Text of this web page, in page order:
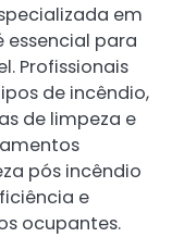
em
essencial para
Profissionais
de incêndio,
de limpeza e
pós incêndio
e
ocupantes.